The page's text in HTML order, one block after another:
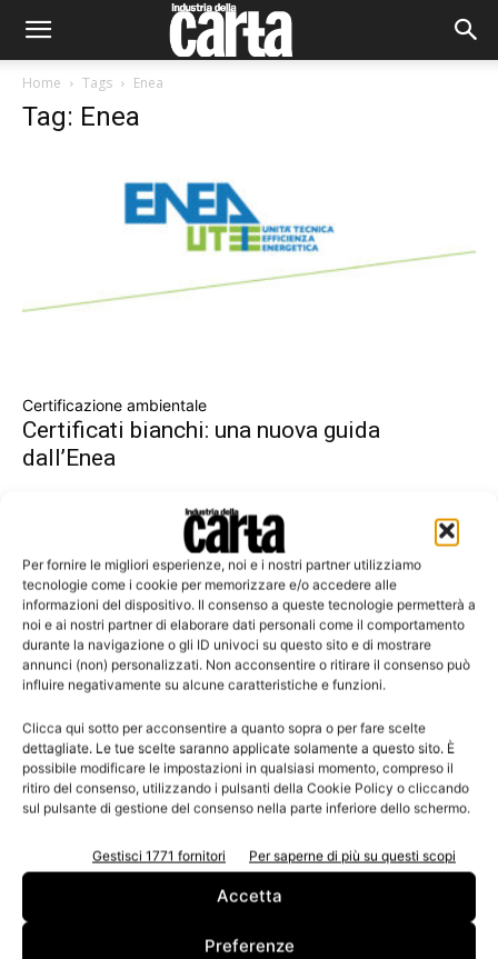
Per fornire le migliori esperienze, noi e i nostri partner utilizziamo
tecnologie come i cookie per memorizzare e/o accedere alle
informazioni del dispositivo. Il consenso a queste tecnologie permetterà a
noi e ai nostri partner di elaborare dati personali come il comportamento
durante la navigazione o gli ID univoci su questo sito e di mostrare
annunci (non) personalizzati. Non acconsentire o ritirare il consenso può
influire negativamente su alcune caratteristiche e funzioni.
Clicca qui sotto per acconsentire a quanto sopra o per fare scelte
dettagliate. Le tue scelte saranno applicate solamente a questo sito. È
possibile modificare le impostazioni in qualsiasi momento, compreso il
ritiro del consenso, utilizzando i pulsanti della Cookie Policy o cliccando
sul pulsante di gestione del consenso nella parte inferiore dello schermo.
Gestisci 1771 fornitori Per saperne di più su questi scopi
Accetta
Preferenze
Home Tags Enea
Tag: Enea
Certificazione ambientale
Certificati bianchi: una nuova guida
dall’Enea
Leggi la rivista
Edicola Web